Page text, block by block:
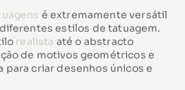
é extremamente versátil
estilos de tatuagem.
realista até o abstracto
de motivos geométricos e
para criar desenhos únicos e